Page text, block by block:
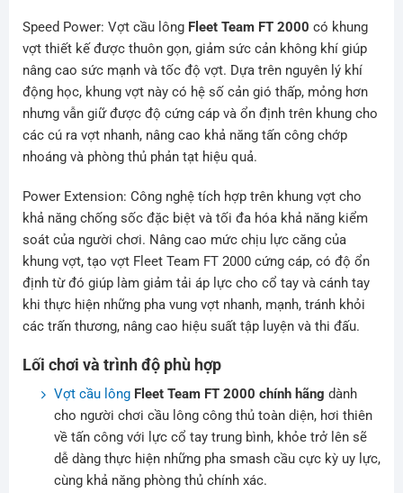
Speed Power: Vợt cầu lông Fleet Team FT 2000 có khung
vợt thiết kế được thuôn gọn, giảm sức cản không khí giúp
nâng cao sức mạnh và tốc độ vợt. Dựa trên nguyên lý khí
động học, khung vợt này có hệ số cản gió thấp, mỏng hơn
nhưng vẫn giữ được độ cứng cáp và ổn định trên khung cho
các cú ra vợt nhanh, nâng cao khả năng tấn công chớp
nhoáng và phòng thủ phản tạt hiệu quả.
Power Extension: Công nghệ tích hợp trên khung vợt cho
khả năng chống sốc đặc biệt và tối đa hóa khả năng kiểm
soát của người chơi. Nâng cao mức chịu lực căng của
khung vợt, tạo vợt Fleet Team FT 2000 cứng cáp, có độ ổn
định từ đó giúp làm giảm tải áp lực cho cổ tay và cánh tay
khi thực hiện những pha vung vợt nhanh, mạnh, tránh khỏi
các trấn thương, nâng cao hiệu suất tập luyện và thi đấu.
Lối chơi và trình độ phù hợp
Vợt cầu lông Fleet Team FT 2000 chính hãng dành
cho người chơi cầu lông công thủ toàn diện, hơi thiên
về tấn công với lực cổ tay trung bình, khỏe trở lên sẽ
dễ dàng thực hiện những pha smash cầu cực kỳ uy lực,
cùng khả năng phòng thủ chính xác.